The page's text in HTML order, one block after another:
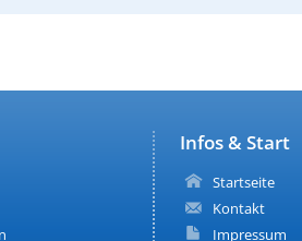
Infos & Start
Startseite
Kontakt
Impressum